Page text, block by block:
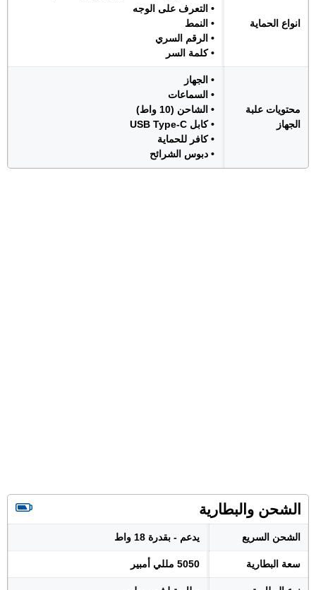
انواع الحماية
• التعرف على الوجه
• النمط
• الرقم السري
• كلمة السر
محتويات علبة
الجهاز
• الجهاز
• السماعات
• الشاحن (10 واط)
• كابل USB Type-C
• كافر للحماية
• دبوس الشرائح
الشحن والبطارية
الشحن السريع يدعم - بقدرة 18 واط
سعة البطارية 5050 مللي أمبير